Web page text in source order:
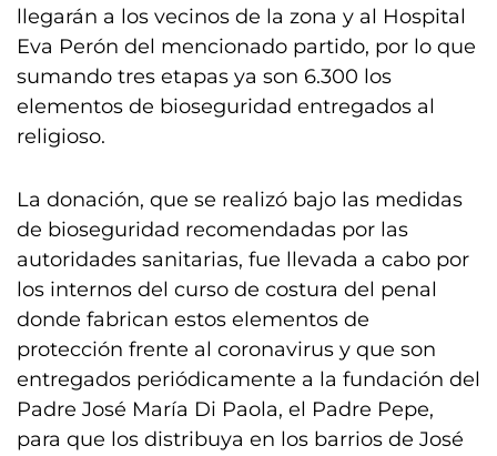
llegarán a los vecinos de la zona y al Hospital
Eva Perón del mencionado partido, por lo que
sumando tres etapas ya son 6.300 los
elementos de bioseguridad entregados al
religioso.
La donación, que se realizó bajo las medidas
de bioseguridad recomendadas por las
autoridades sanitarias, fue llevada a cabo por
los internos del curso de costura del penal
donde fabrican estos elementos de
protección frente al coronavirus y que son
entregados periódicamente a la fundación del
Padre José María Di Paola, el Padre Pepe,
para que los distribuya en los barrios de José